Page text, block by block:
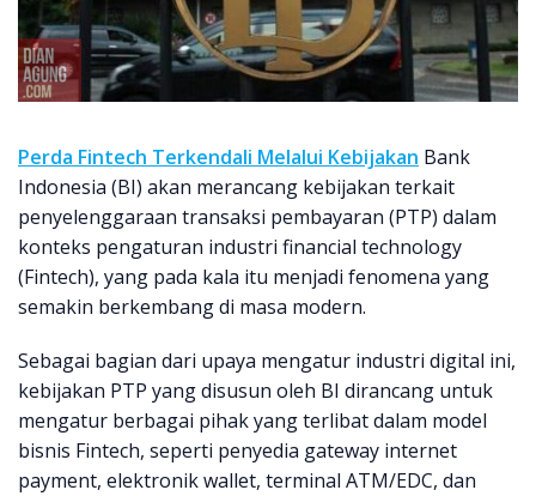
Perda Fintech Terkendali Melalui Kebijakan Bank
Indonesia (BI) akan merancang kebijakan terkait
penyelenggaraan transaksi pembayaran (PTP) dalam
konteks pengaturan industri financial technology
(Fintech), yang pada kala itu menjadi fenomena yang
semakin berkembang di masa modern.
Sebagai bagian dari upaya mengatur industri digital ini,
kebijakan PTP yang disusun oleh BI dirancang untuk
mengatur berbagai pihak yang terlibat dalam model
bisnis Fintech, seperti penyedia gateway internet
payment, elektronik wallet, terminal ATM/EDC, dan